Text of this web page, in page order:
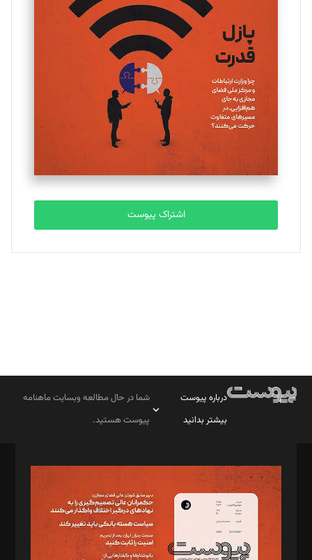
یسنا امان‌پور
تحریریه
ملینا جعفری
تحریریه
مصطفی مسجدی آرانی
تحریریه
بابک نقاش
تحریریه
اشتراک پیوست
درباره پیوست
بیشتر بدانید
شما در حال مطالعه وبسایت ماهنامه
پیوست هستید.
مدیر مسئول: محمدباقر اثنی‌عشری
سردبیر: مهرک محمودی
دبیر تحریریه: میثم قاسمی
د‌بیر ناداستان: سمانه سمیع
د‌بیر خدمت و تجارت: ابوالفضل رجبی